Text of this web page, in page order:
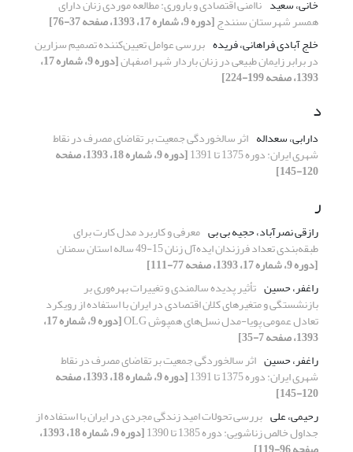
خانی، سعید ناامنی اقتصادی و باروری: مطالعه موردی زنان دارای
همسر شهرستان سنندج[دوره 9، شماره 17، 1393، صفحه 37-76]
خلج آبادی فراهانی، فریده بررسی عوامل تعیین‌کننده تصمیم سزارین
در برابر زایمان طبیعی در زنان باردار شهر اصفهان [دوره 9، شماره 17،
1393، صفحه 199-224]
د
دارابی، سعداله اثر سالخوردگی جمعیت بر تقاضای مصرف در نقاط
شهری ایران: دوره 1375 تا 1391 [دوره 9، شماره 18، 1393، صفحه
120-145]
ر
رازقی نصرآباد، حجیه بی بی معرفی و کاربرد مدل کارت برای
طبقه‌بندی تعداد فرزندان ایده‌آل زنان 15-49 ساله استان سمنان
[دوره 9، شماره 17، 1393، صفحه 77-111]
راغفر، حسین تأثیر پدیده سالمندی و تغییرات بهره‌وری بر
بازنشستگی و متغیر‌های کلان اقتصادی در ایران با استفاده از رویکرد
تعادل عمومی پویا-مدل نسل‌های همپوش OLG [دوره 9، شماره 17،
1393، صفحه 7-35]
راغفر، حسین اثر سالخوردگی جمعیت بر تقاضای مصرف در نقاط
شهری ایران: دوره 1375 تا 1391 [دوره 9، شماره 18، 1393، صفحه
120-145]
رحیمی، علی بررسی تحولات امید زندگی مجردی در ایران با استفاده از
جداول خالص زناشویی: دوره 1385 تا 1390 [دوره 9، شماره 18، 1393،